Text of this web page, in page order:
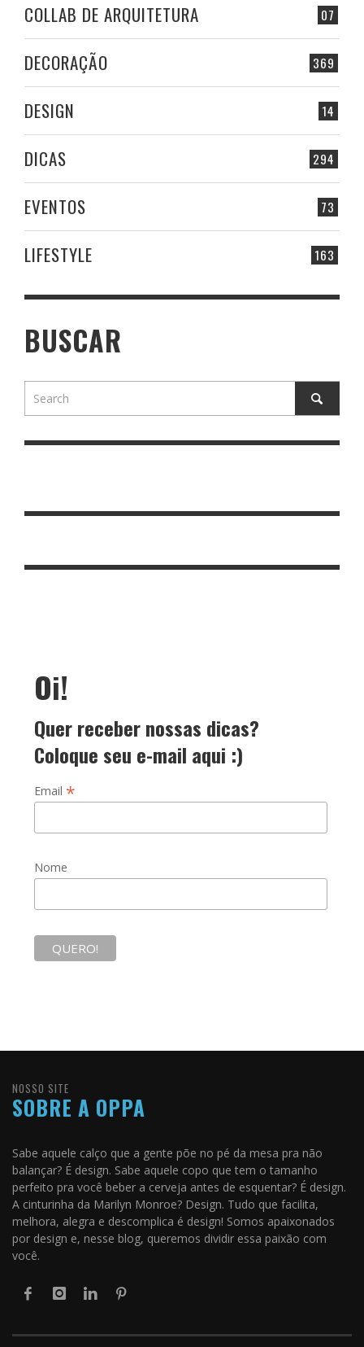
07
COLLAB DE ARQUITETURA
369
DECORAÇÃO
14
DESIGN
294
DICAS
73
EVENTOS
163
LIFESTYLE
BUSCAR
Oi!
Quer receber nossas dicas?
Coloque seu e-mail aqui :)
Email *
Nome
NOSSO SITE
SOBRE A OPPA
Sabe aquele calço que a gente põe no pé da mesa pra não
balançar? É design. Sabe aquele copo que tem o tamanho
perfeito pra você beber a cerveja antes de esquentar? É design.
A cinturinha da Marilyn Monroe? Design. Tudo que facilita,
melhora, alegra e descomplica é design! Somos apaixonados
por design e, nesse blog, queremos dividir essa paixão com
você.